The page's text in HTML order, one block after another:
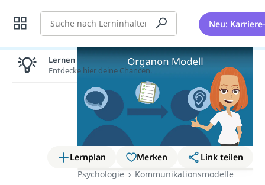
Suche Neu:
Lernplan Merken
Link teilen
Psychologie
Kommunikationsmodelle
Lernen lohnt sich!
Entdecke hier deine Chancen.